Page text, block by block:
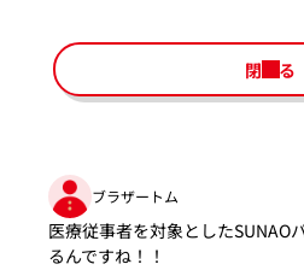
閉じる
ブラザートム
医療従事者を対象としたSUNAO
るんですね！！